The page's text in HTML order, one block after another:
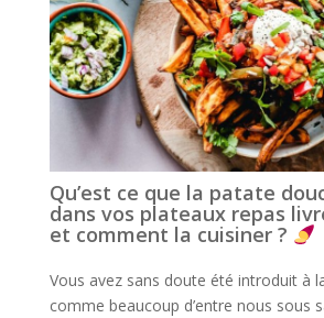
Qu’est ce que la patate
dans vos plateaux repas
et comment la cuisiner ?
Vous avez sans doute été introduit à
comme beaucoup d’entre nous sous